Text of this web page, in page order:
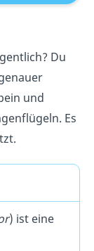
Du
und
Es
) ist eine